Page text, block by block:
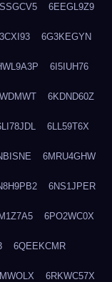
6EEGL9Z9
6G3KEGYN
6I5IUH76
6KDND60Z
6LL59T6X
6MRU4GHW
6NS1JPER
6PO2WC0X
6QEEKCMR
6RKWC57X